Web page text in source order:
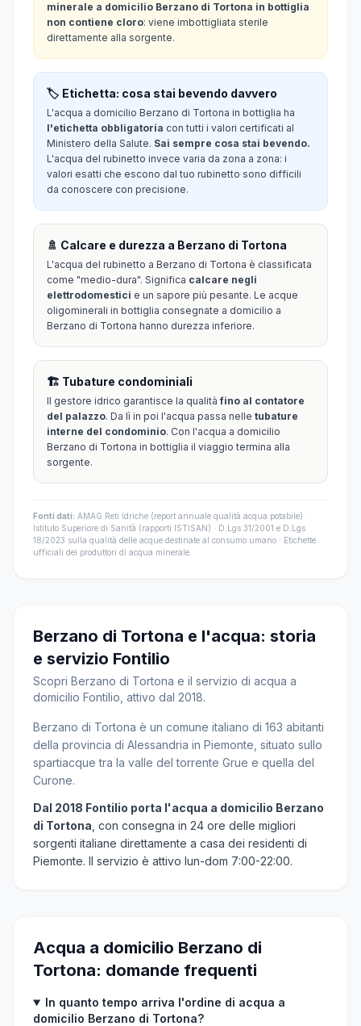
minerale a domicilio Berzano di Tortona in bottiglia
non contiene cloro: viene imbottigliata sterile
direttamente alla sorgente.
🏷️ Etichetta: cosa stai bevendo davvero
L'acqua a domicilio Berzano di Tortona in bottiglia ha
l'etichetta obbligatoria con tutti i valori certificati al
Ministero della Salute. Sai sempre cosa stai bevendo.
L'acqua del rubinetto invece varia da zona a zona: i
valori esatti che escono dal tuo rubinetto sono difficili
da conoscere con precisione.
🚿 Calcare e durezza a Berzano di Tortona
L'acqua del rubinetto a Berzano di Tortona è classificata
come "medio-dura". Significa calcare negli
elettrodomestici e un sapore più pesante. Le acque
oligominerali in bottiglia consegnate a domicilio a
Berzano di Tortona hanno durezza inferiore.
🏗️ Tubature condominiali
Il gestore idrico garantisce la qualitàfino al contatore
del palazzo. Da lì in poi l'acqua passa nelle tubature
interne del condominio. Con l'acqua a domicilio
Berzano di Tortona in bottiglia il viaggio termina alla
sorgente.
Fonti dati: AMAG Reti Idriche (report annuale qualità acqua potabile) ·
Istituto Superiore di Sanità (rapporti ISTISAN) · D.Lgs 31/2001 e D.Lgs
18/2023 sulla qualità delle acque destinate al consumo umano · Etichette
ufficiali dei produttori di acqua minerale.
Berzano di Tortona e l'acqua: storia
e servizio Fontilio
Scopri Berzano di Tortona e il servizio di acqua a
domicilio Fontilio, attivo dal 2018.
Berzano di Tortona è un comune italiano di 163 abitanti
della provincia di Alessandria in Piemonte, situato sullo
spartiacque tra la valle del torrente Grue e quella del
Curone.
Dal 2018 Fontilio porta l'acqua a domicilio Berzano
di Tortona , con consegna in 24 ore delle migliori
sorgenti italiane direttamente a casa dei residenti di
Piemonte. Il servizio è attivo lun-dom 7:00-22:00.
Acqua a domicilio Berzano di
Tortona: domande frequenti
In quanto tempo arriva l'ordine di acqua a
domicilio Berzano di Tortona?